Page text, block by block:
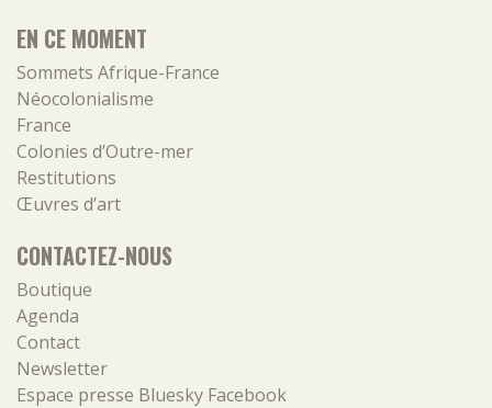
EN CE MOMENT
Sommets Afrique-France
Néocolonialisme
France
Colonies d’Outre-mer
Restitutions
Œuvres d’art
CONTACTEZ-NOUS
Boutique
Agenda
Contact
Newsletter
Espace presse Bluesky Facebook